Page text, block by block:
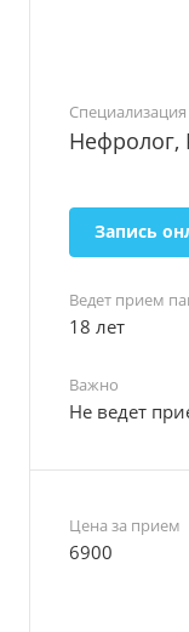
Специализация
Нефролог,
Запись
Ведет прием
18 лет
Важно
Не ведет
Цена за прием
6900